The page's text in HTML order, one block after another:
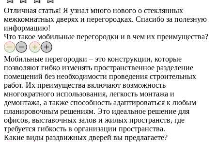
Отличная статья! Я узнал много нового о стеклянных
межкомнатных дверях и перегородках. Спасибо за полезную
информацию!
Что такое мобильные перегородки и в чем их преимущества?
Мобильные перегородки – это конструкции, которые
позволяют гибко изменять пространственное разделение
помещений без необходимости проведения строительных
работ. Их преимущества включают возможность
многократного использования, легкость монтажа и
демонтажа, а также способность адаптироваться к любым
планировочным решениям. Это идеальное решение для
офисов, выставочных залов и жилых пространств, где
требуется гибкость в организации пространства.
Какие виды раздвижных дверей вы предлагаете?